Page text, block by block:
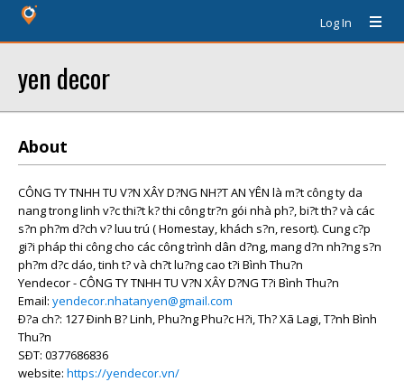
Log In
yen decor
About
CÔNG TY TNHH TU V?N XÂY D?NG NH?T AN YÊN là m?t công ty da
nang trong linh v?c thi?t k? thi công tr?n gói nhà ph?, bi?t th? và các
s?n ph?m d?ch v? luu trú ( Homestay, khách s?n, resort). Cung c?p
gi?i pháp thi công cho các công trình dân d?ng, mang d?n nh?ng s?n
ph?m d?c dáo, tinh t? và ch?t lu?ng cao t?i Bình Thu?n
Yendecor - CÔNG TY TNHH TU V?N XÂY D?NG T?i Bình Thu?n
Email: yendecor.nhatanyen@gmail.com
Ð?a ch?: 127 Ðinh B? Linh, Phu?ng Phu?c H?i, Th? Xã Lagi, T?nh Bình
Thu?n
SÐT: 0377686836
website: https://yendecor.vn/